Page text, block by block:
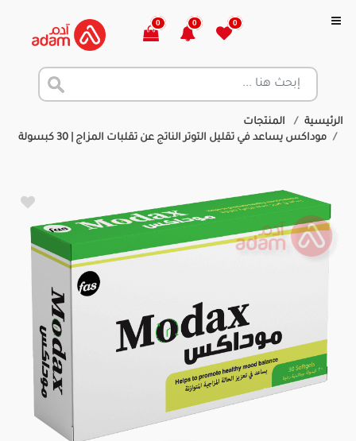
0
0
0
الرئيسية
المنتجات
موداكس يساعد في تقليل التوتر الناتج عن تقلبات المزاج | 30 كبسولة